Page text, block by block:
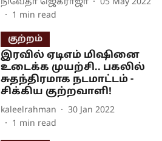
1 min read
குற்றம்
இரவில் ஏடிஎம் மிஷினை
உடைக்க முயற்சி.. பகலில்
சுதந்திரமாக நடமாட்டம் -
சிக்கிய குற்றவாளி!
kaleelrahman
30 Jan 2022
1 min read